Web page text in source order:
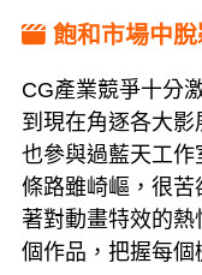
飽和市場中脫
CG產業競爭十分
到現在角逐各大影
也參與過藍天工
條路雖崎嶇，很
著對動畫特效的
個作品，把握每個